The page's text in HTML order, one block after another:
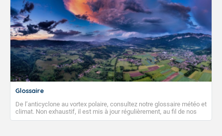
Glossaire
De l’anticyclone au vortex polaire, consultez notre glossaire météo et
climat. Non exhaustif, il est mis à jour régulièrement, au fil de nos
publications. Vous y trouverez également des liens utiles vers nos